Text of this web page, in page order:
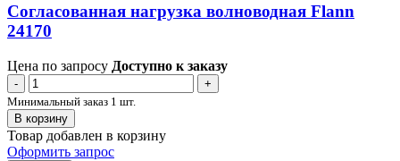
Согласованная нагрузка волноводная Flann
24170
Цена по запросу Доступно к заказу
-
+
Минимальный заказ 1 шт.
В корзину
Товар добавлен в корзину
Оформить запрос